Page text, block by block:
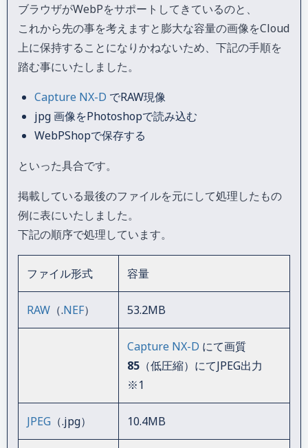
ブラウザがWebPをサポートしてきているのと、
これから先の事を考えますと膨大な容量の画像をCloud
上に保持することになりかねないため、下記の手順を
踏む事にいたしました。
Capture NX-D でRAW現像
jpg 画像をPhotoshopで読み込む
WebPShopで保存する
といった具合です。
掲載している最後のファイルを元にして処理したもの
例に表にいたしました。
下記の順序で処理しています。
ファイル形式 容量
RAW （.NEF） 53.2MB
Capture NX-D にて画質
85 （低圧縮）にてJPEG出力
※1
JPEG （.jpg） 10.4MB